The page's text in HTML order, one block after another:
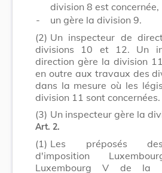
division 8 est concernée,
-
un gère la division 9.
(2) Un inspecteur de
divisions 10 et 12. Un
direction gère la division
en outre aux travaux des
dans la mesure où les
division 11 sont concernées.
(3) Un inspecteur gère la
Art. 2.
(1) Les préposés
d'imposition
Luxembourg V de la